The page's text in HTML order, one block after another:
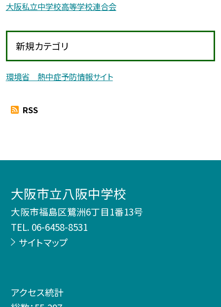
大阪私立中学校高等学校連合会
新規カテゴリ
環境省 熱中症予防情報サイト
RSS
大阪市立八阪中学校
大阪市福島区鷺洲6丁目1番13号
TEL. 06-6458-8531
サイトマップ
アクセス統計